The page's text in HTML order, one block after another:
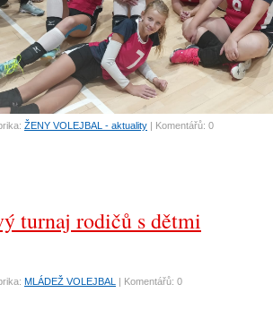
ŽENY VOLEJBAL - aktuality | Komentářů: 0
turnaj rodičů s dětmi
MLÁDEŽ VOLEJBAL | Komentářů: 0